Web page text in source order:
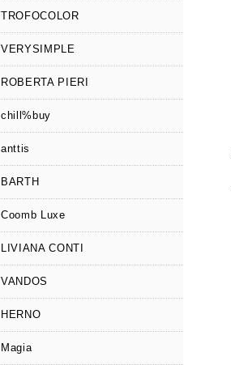
TROFOCOLOR
VERYSIMPLE
ROBERTA PIERI
chill%buy
anttis
BARTH
Coomb Luxe
LIVIANA CONTI
VANDOS
HERNO
Magia